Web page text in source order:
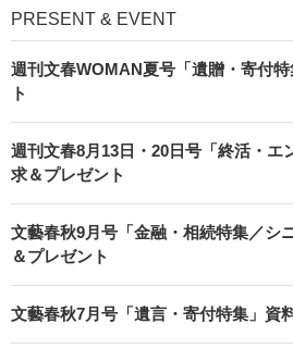
PRESENT & EVENT
週刊文春WOMAN夏号「遺贈・寄付
ト
週刊文春8月13日・20日号「終活・エ
求＆プレゼント
文藝春秋9月号「金融・相続特集／シ
＆プレゼント
文藝春秋7月号「遺言・寄付特集」資